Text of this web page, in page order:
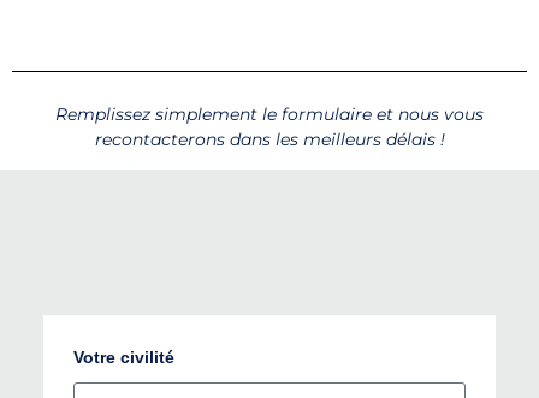
Remplissez simplement le formulaire et nous vous
recontacterons dans les meilleurs délais !
Votre civilité